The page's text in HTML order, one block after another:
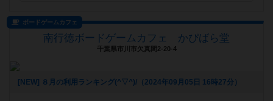
ボードゲームカフェ
南行徳ボードゲームカフェ かぴばら堂
千葉県市川市欠真間2-20-4
[NEW] ８月の利用ランキング(^▽^)/（2024年09月05日 16時27分）